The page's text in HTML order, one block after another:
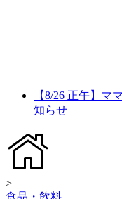
【8/26 正午】マ
知らせ
>
食品・飲料